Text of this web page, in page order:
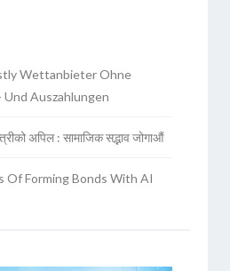
Wettanbieter Ohne
Und Auszahlungen
अपिल : सामाजिक सद्भाव जोगाऔं
Of Forming Bonds With AI